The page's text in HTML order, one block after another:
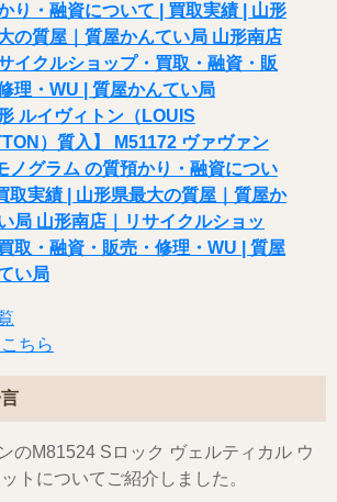
り・融資について | 買取実績 | 山形
の質屋｜質屋かんてい局 山形南店
サイクルショップ・買取・融資・販
理・WU | 質屋かんてい局
形 ルイヴィトン（LOUIS
）質入】 M51172 ヴァヴァン
ノグラム の質預かり・融資につい
取実績 | 山形県最大の質屋｜質屋か
局 山形南店｜リサイクルショッ
取・融資・販売・修理・WU | 質屋
い局
ちら
のM81524 Sロック ヴェルティカル ウ
トについてご紹介しました。